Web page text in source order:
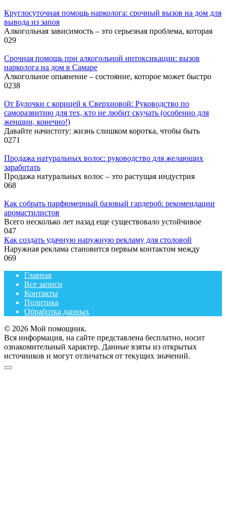
Круглосуточная помощь нарколога: срочный вызов на дом для
вывода из запоя
Алкогольная зависимость – это серьезная проблема, которая
029
Срочная помощь при алкогольной интоксикации: вызов
нарколога на дом в Самаре
Алкогольное опьянение – состояние, которое может быстро
0238
От Булочки с корицей к Сверхновой: Руководство по
саморазвитию для тех, кто не любит скучать (особенно для
женщин, конечно!)
Давайте начистоту: жизнь слишком коротка, чтобы быть
0271
Продажа натуральных волос: руководство для желающих
заработать
Продажа натуральных волос – это растущая индустрия
068
Как собрать парфюмерный базовый гардероб: рекомендации
аромастилистов
Всего несколько лет назад еще существовало устойчивое
047
Как создать удачную наружную рекламу для столовой
Наружная реклама становится первым контактом между
069
Главная
Все записи
Контакты
Политика
Обработка данных
© 2026 Мой помощник.
Вся информация, на сайте представлена бесплатно, носит
ознакомительный характер. Данные взяты из открытых
источников и могут отличаться от текущих значений.